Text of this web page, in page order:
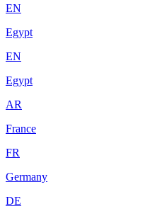
EN
Egypt
EN
Egypt
AR
France
FR
Germany
DE